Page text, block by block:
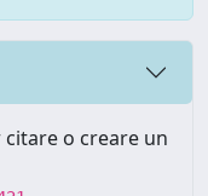
o creare un